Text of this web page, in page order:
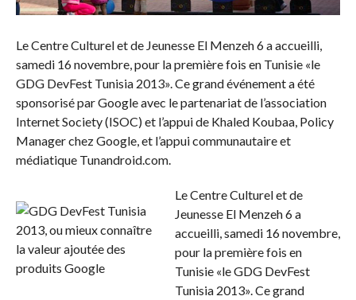
Le Centre Culturel et de Jeunesse El Menzeh 6 a accueilli,
samedi 16 novembre, pour la première fois en Tunisie «le
GDG DevFest Tunisia 2013». Ce grand événement a été
sponsorisé par Google avec le partenariat de l’association
Internet Society (ISOC) et l’appui de Khaled Koubaa, Policy
Manager chez Google, et l’appui communautaire et
médiatique Tunandroid.com.
Le Centre Culturel et de
Jeunesse El Menzeh 6 a
accueilli, samedi 16 novembre,
pour la première fois en
Tunisie «le GDG DevFest
Tunisia 2013». Ce grand